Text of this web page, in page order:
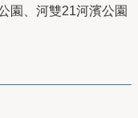
園、河雙21河濱公園